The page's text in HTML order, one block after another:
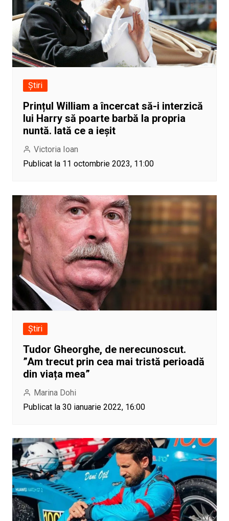
Știri
Prințul William a încercat să-i interzică
lui Harry să poarte barbă la propria
nuntă. Iată ce a ieșit
Victoria Ioan
Publicat la 11 octombrie 2023, 11:00
Știri
Tudor Gheorghe, de nerecunoscut.
”Am trecut prin cea mai tristă perioadă
din viața mea”
Marina Dohi
Publicat la 30 ianuarie 2022, 16:00